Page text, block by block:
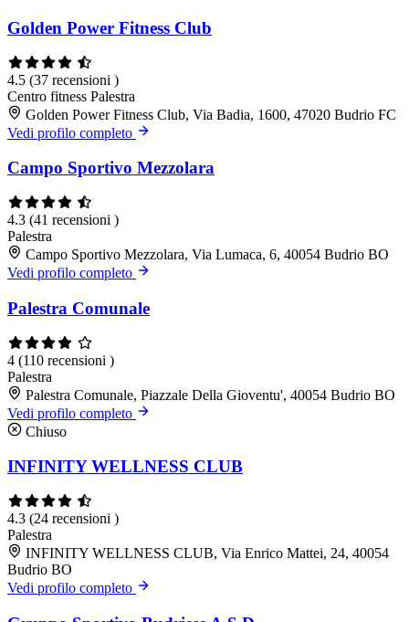
Golden Power Fitness Club
4.5 (37 recensioni )
Centro fitness Palestra
Golden Power Fitness Club, Via Badia, 1600, 47020 Budrio FC
Vedi profilo completo
Campo Sportivo Mezzolara
4.3 (41 recensioni )
Palestra
Campo Sportivo Mezzolara, Via Lumaca, 6, 40054 Budrio BO
Vedi profilo completo
Palestra Comunale
4 (110 recensioni )
Palestra
Palestra Comunale, Piazzale Della Gioventu', 40054 Budrio BO
Vedi profilo completo
Chiuso
INFINITY WELLNESS CLUB
4.3 (24 recensioni )
Palestra
INFINITY WELLNESS CLUB, Via Enrico Mattei, 24, 40054
Budrio BO
Vedi profilo completo